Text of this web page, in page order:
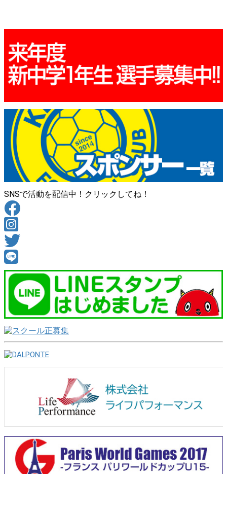
SNSで活動を配信中！クリックしてね！